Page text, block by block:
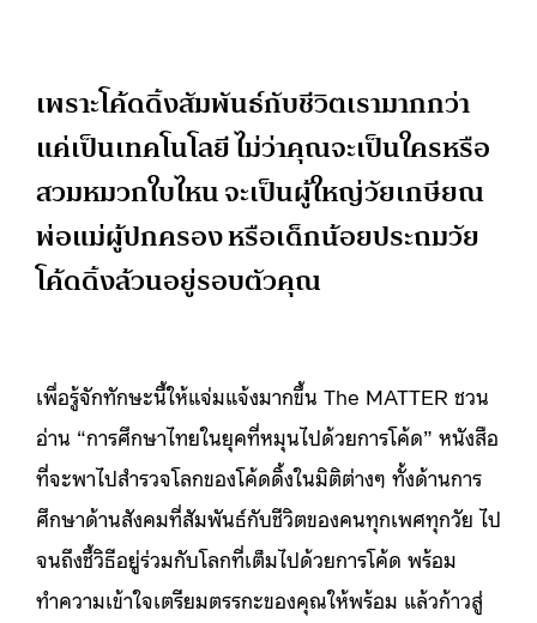
เพราะโค้ดดิ้งสัมพันธ์กับชีวิตเรามากกว่า
แค่เป็นเทคโนโลยี ไม่ว่าคุณจะเป็นใครหรือ
สวมหมวกใบไหน จะเป็นผู้ใหญ่วัยเกษียณ
พ่อแม่ผู้ปกครอง หรือเด็กน้อยประถมวัย
โค้ดดิ้งล้วนอยู่รอบตัวคุณ
เพื่อรู้จักทักษะนี้ให้แจ่มแจ้งมากขึ้น The MATTER ชวน
อ่าน “การศึกษาไทยในยุคที่หมุนไปด้วยการโค้ด” หนังสือ
ที่จะพาไปสำรวจโลกของโค้ดดิ้งในมิติต่างๆ ทั้งด้านการ
ศึกษาด้านสังคมที่สัมพันธ์กับชีวิตของคนทุกเพศทุกวัย ไป
จนถึงชี้วิธีอยู่ร่วมกับโลกที่เต็มไปด้วยการโค้ด พร้อม
ทำความเข้าใจเตรียมตรรกะของคุณให้พร้อม แล้วก้าวสู่